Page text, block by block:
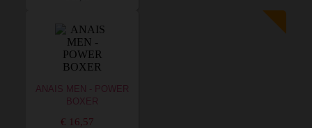
ANAIS MEN - POWER
BOXER
€ 16,57